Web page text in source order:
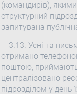
(командирів),
структурний
запитувана
3.13. Усні та
отримано
поштою,
централізовано
підрозділом у день